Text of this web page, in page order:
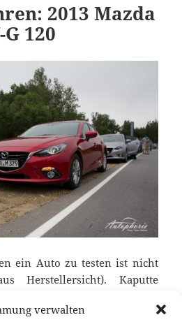
verwalten
2013 Mazda
120
ein Auto zu testen ist nicht
Herstellersicht). Kaputte
unlesbaren Schildern, stehen